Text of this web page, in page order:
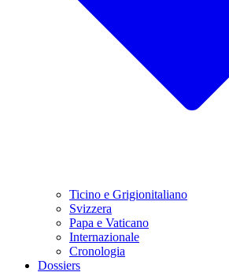
Ticino e Grigionitaliano
Svizzera
Papa e Vaticano
Internazionale
Cronologia
Dossiers